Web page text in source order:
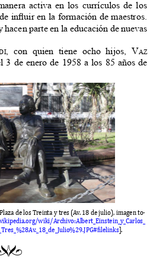
activa en los currículos de los
inﬂuir en la formación de maestros.
hacen parte en la educación de nuevas
, con quien tiene ocho hijos,Vaz
3 de enero de 1958 a los 85 años de
Plaza de losTreinta ytres (Av. 18 de julio), imagen to-
ikipedia.org/wiki/Archivo:Albert_Einstein_y_Carlos
res_%28Av._18_de _Julio%29.JPG#filelinks].